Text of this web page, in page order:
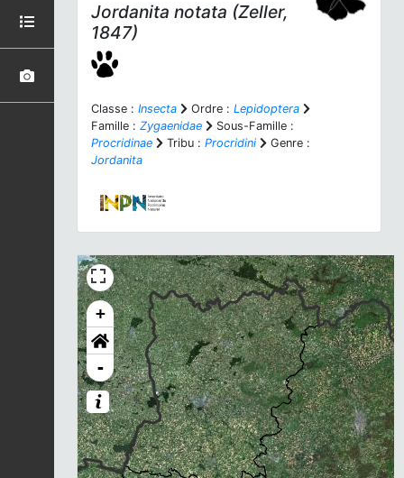
Jordanita notata (Zeller,
1847)
Classe : Insecta Ordre : Lepidoptera
Famille : Zygaenidae
Sous-Famille :
Procridinae
Tribu : Procridini
Genre :
Jordanita
+
-